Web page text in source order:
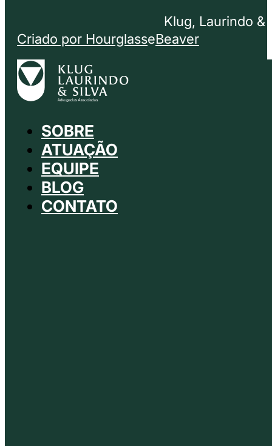
Klug, Laurindo
Criado por HourglasseBeaver
SOBRE
ATUAÇÃO
EQUIPE
BLOG
CONTATO